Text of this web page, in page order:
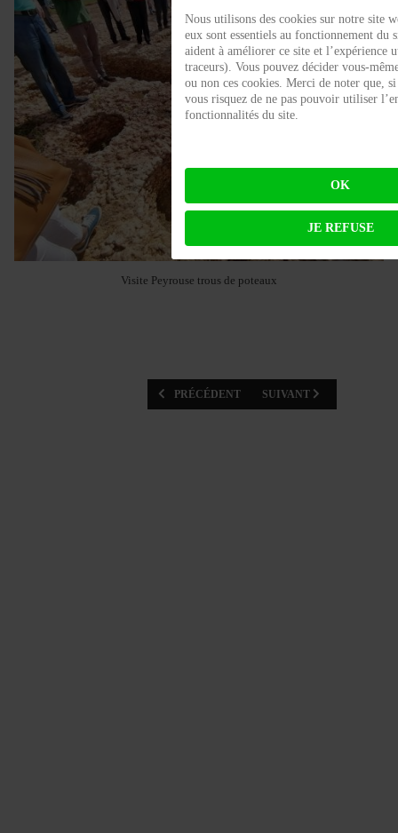
Visite Peyrouse trous de poteaux
ARTICLE PRÉCÉDENT : SORTIE DU 7
PRÉCÉDENT ARTICLE SUIVANT :
SUIVANT
Nous utilisons des cookies sur notre site
eux sont essentiels au fonctionnement du
aident à améliorer ce site et l’expérience
traceurs). Vous pouvez décider vous-
ou non ces cookies. Merci de noter que,
vous risquez de ne pas pouvoir utiliser
fonctionnalités du site.
OK
JE REFUSE